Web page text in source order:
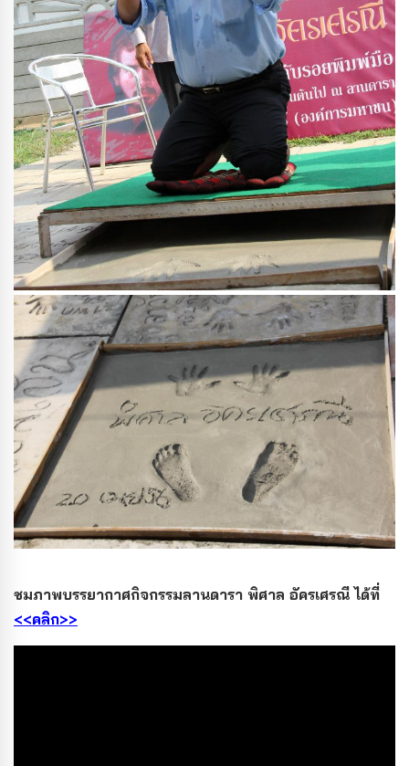
ชมภาพบรรยากาศกิจกรรมลานดารา พิศาล อัครเศรณี ได้ที่
<<คลิก>>